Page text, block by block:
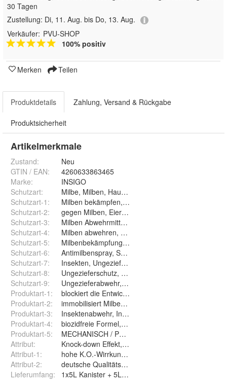
30 Tagen
Zustellung: Di, 11. Aug. bis Do, 13. Aug.
Verkäufer: PVU-SHOP
100% positiv
Merken Teilen
Produktdetails Zahlung, Versand & Rückgabe
Produktsicherheit
Artikelmerkmale
Zustand:
Neu
GTIN / EAN:
4260633863465
Marke:
INSIGO
Schutzart:
Milbe, Milben, Hausstaubmilben, Milbenbefall
Schutzart-1 :
Milben bekämpfen, Milbenspray, Milbenmittel
Schutzart-2:
gegen Milben, Eier, Larven, Anti-Milbenspray
Schutzart-3:
Milben Abwehrmittel, Milbenallergie, Milbenschutz
Schutzart-4:
Milben abwehren, vertreiben, Milbenfrei, Betten
Schutzart-5:
Milbenbekämpfung, Milbenstop, Matratzenschutz
Schutzart-6:
Antimilbenspray, Schutz bei Milbenbefall
Schutzart-7:
Insekten, Ungeziefer, Schadinsekten, Tierquartiere
Schutzart-8:
Ungezieferschutz, Insektenabwehrspray, Tierlager
Schutzart-9:
Ungezieferabwehr, Ungezieferschutz,
Produktart-1 :
blockiert die Entwicklung der Milben Larven
Produktart-2:
immobilisiert Milben, Teppiche, Milbenabweisend
Produktart-3:
Insektenabwehr, Insektenschutz, Insektenmittel
Produktart-4:
biozidfreie Formel, auf Wasserbasis
Produktart-5:
MECHANISCH / PHYSIKALISCHES
Attribut:
Knock-down Effekt, KO-Wirkung, sofort sprühfertig
Attribut-1 :
hohe K.O.-Wirrkung bei Milben, Hausstaubmilben
Attribut-2:
deutsche Qualitätsmarke
Lieferumfang: 1x5L Kanister + 5L Drucksprüher (dieser leer)